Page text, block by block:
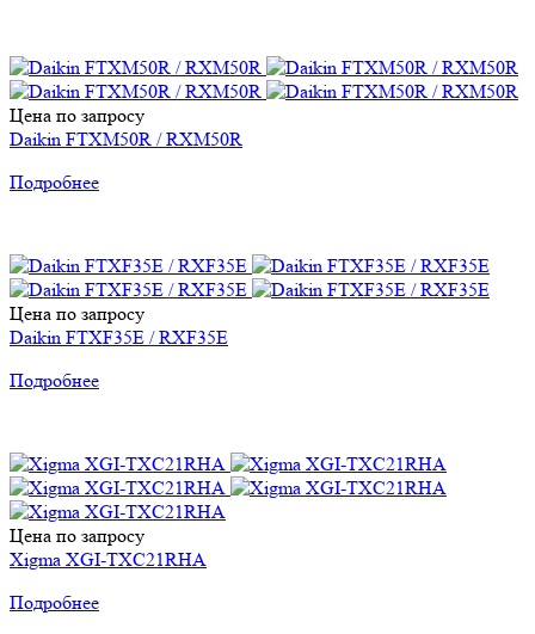
Цена по запросу
Daikin FTXM50R / RXM50R
Подробнее
Цена по запросу
Daikin FTXF35E / RXF35E
Подробнее
Цена по запросу
Xigma XGI-TXC21RHA
Подробнее